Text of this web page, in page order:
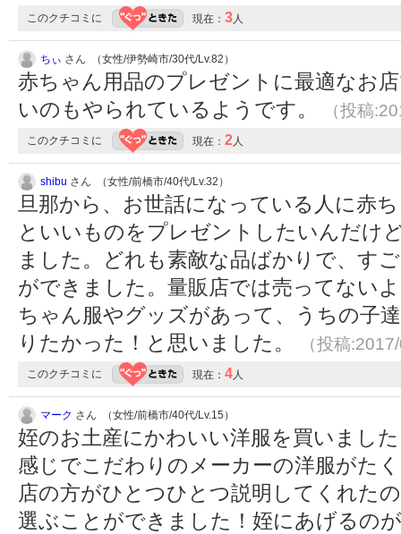
このクチコミに 現在： 3人
ちぃ さん （女性/伊勢崎市/30代/Lv.82）
赤ちゃん用品のプレゼントに最適なお
いのもやられているようです。
（投稿
このクチコミに 現在： 2人
shibu さん （女性/前橋市/40代/Lv.32）
旦那から、お世話になっている人に赤
といいものをプレゼントしたいんだけ
ました。どれも素敵な品ばかりで、す
ができました。量販店では売ってない
ちゃん服やグッズがあって、うちの子
りたかった！と思いました。
（投稿
このクチコミに 現在： 4人
マーク さん （女性/前橋市/40代/Lv.15）
姪のお土産にかわいい洋服を買いまし
感じでこだわりのメーカーの洋服がた
店の方がひとつひとつ説明してくれた
選ぶことができました！姪にあげるの